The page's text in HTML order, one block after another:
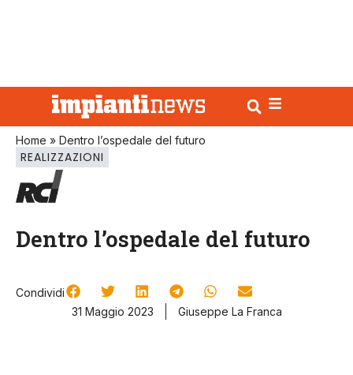
Home » Dentro l’ospedale del futuro
REALIZZAZIONI
Dentro l’ospedale del futuro
Condividi
31 Maggio 2023
Giuseppe La Franca